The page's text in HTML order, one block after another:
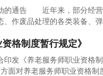
的通告 近年来，部分经营
作废品处理的各类装备、
格制度暂行规定》
发《养老服务师职业资
面对养老服务师职业资格制